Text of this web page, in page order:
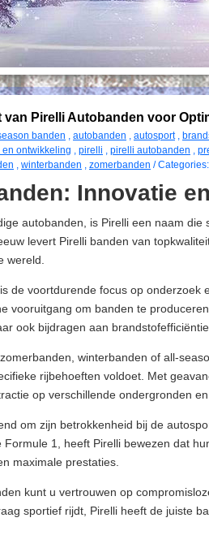
van Pirelli Autobanden voor
banden , autobanden , autosport,
ontwikkeling , pirelli , pirelli autobanden ,
, winterbanden , zomerbanden /
Innovatie
autobanden, is Pirelli een naam
levert Pirelli banden van
wereld.
de voortdurende focus op onderzoek
vooruitgang om banden te
ook bijdragen aan
winterbanden of all-
rijbehoeften voldoet. Met
op verschillende ondergronden
om zijn betrokkenheid bij de
1, heeft Pirelli bewezen dat
maximale prestaties.
kunt u vertrouwen op
sportief rijdt, Pirelli heeft de juiste